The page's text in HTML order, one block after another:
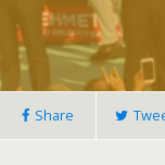
Share